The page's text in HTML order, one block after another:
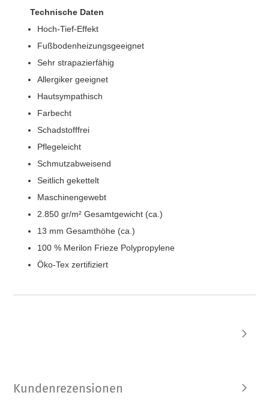
Technische Daten
Hoch-Tief-Effekt
Fußbodenheizungsgeeignet
Sehr strapazierfähig
Allergiker geeignet
Hautsympathisch
Farbecht
Schadstofffrei
Pflegeleicht
Schmutzabweisend
Seitlich gekettelt
Maschinengewebt
2.850 gr/m² Gesamtgewicht (ca.)
13 mm Gesamthöhe (ca.)
100 % Merilon Frieze Polypropylene
Öko-Tex zertifiziert
Kundenrezensionen